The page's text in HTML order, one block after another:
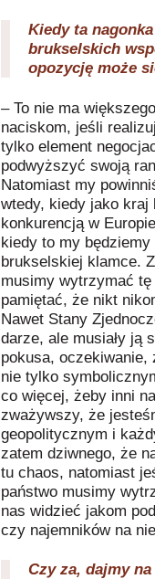
Kiedy ta
brukselskich
opozycję może
– To nie ma
naciskom, jeśli
tylko element
podwyższyć swoją
Natomiast my
wtedy, kiedy jako
konkurencją w
kiedy to my
brukselskiej klamce.
musimy wytrzymać tę
pamiętać, że nikt
Nawet Stany
darze, ale musiały ją
pokusa, oczekiwanie,
nie tylko
co więcej, żeby inni
zważywszy, że
geopolitycznym i
zatem dziwnego, że
tu chaos, natomiast
państwo musimy
nas widzieć jakom
czy najemników na
Czy za, dajmy